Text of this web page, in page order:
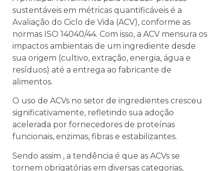
sustentáveis em métricas quantificáveis é a
Avaliação do Ciclo de Vida (ACV), conforme as
normas ISO 14040/44. Com isso, a ACV mensura os
impactos ambientais de um ingrediente desde
sua origem (cultivo, extração, energia, água e
resíduos) até a entrega ao fabricante de
alimentos.
O uso de ACVs no setor de ingredientes cresceu
significativamente, refletindo sua adoção
acelerada por fornecedores de proteínas
funcionais, enzimas, fibras e estabilizantes.
Sendo assim , a tendência é que as ACVs se
tornem obrigatórias em diversas categorias,